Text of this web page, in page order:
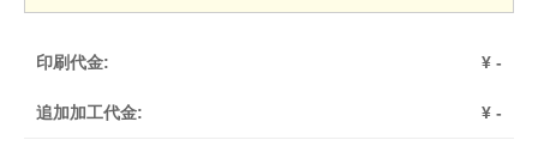
印刷代金: ¥ -
追加加工代金: ¥ -